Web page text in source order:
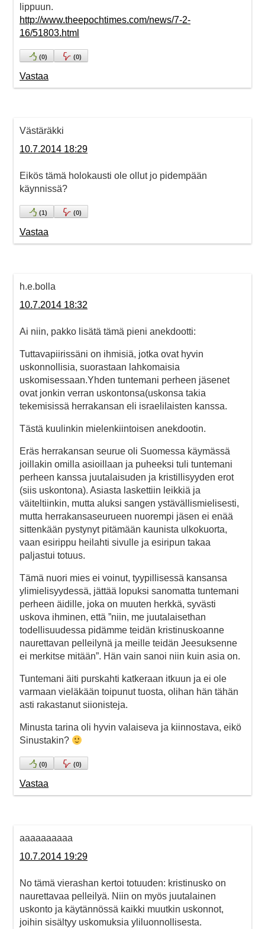
lippuun.
http://www.theepochtimes.com/news/7-2-
16/51803.html
(0) (0)
Vastaa
Västäräkki
10.7.2014 18:29
Eikös tämä holokausti ole ollut jo pidempään
käynnissä?
(1) (0)
Vastaa
h.e.bolla
10.7.2014 18:32
Ai niin, pakko lisätä tämä pieni anekdootti:
Tuttavapiirissäni on ihmisiä, jotka ovat hyvin
uskonnollisia, suorastaan lahkomaisia
uskomisessaan.Yhden tuntemani perheen jäsenet
ovat jonkin verran uskontonsa(uskonsa takia
tekemisissä herrakansan eli israelilaisten kanssa.
Tästä kuulinkin mielenkiintoisen anekdootin.
Eräs herrakansan seurue oli Suomessa käymässä
joillakin omilla asioillaan ja puheeksi tuli tuntemani
perheen kanssa juutalaisuden ja kristillisyyden erot
(siis uskontona). Asiasta laskettiin leikkiä ja
väiteltiinkin, mutta aluksi sangen ystävällismielisesti,
mutta herrakansaseurueen nuorempi jäsen ei enää
sittenkään pystynyt pitämään kaunista ulkokuorta,
vaan esirippu heilahti sivulle ja esiripun takaa
paljastui totuus.
Tämä nuori mies ei voinut, tyypillisessä kansansa
ylimielisyydessä, jättää lopuksi sanomatta tuntemani
perheen äidille, joka on muuten herkkä, syvästi
uskova ihminen, että ”niin, me juutalaisethan
todellisuudessa pidämme teidän kristinuskoanne
naurettavan pelleilynä ja meille teidän Jeesuksenne
ei merkitse mitään”. Hän vain sanoi niin kuin asia on.
Tuntemani äiti purskahti katkeraan itkuun ja ei ole
varmaan vieläkään toipunut tuosta, olihan hän tähän
asti rakastanut siionisteja.
Minusta tarina oli hyvin valaiseva ja kiinnostava, eikö
Sinustakin?
(0) (0)
Vastaa
aaaaaaaaaa
10.7.2014 19:29
No tämä vierashan kertoi totuuden: kristinusko on
naurettavaa pelleilyä. Niin on myös juutalainen
uskonto ja käytännössä kaikki muutkin uskonnot,
joihin sisältyy uskomuksia yliluonnollisesta.